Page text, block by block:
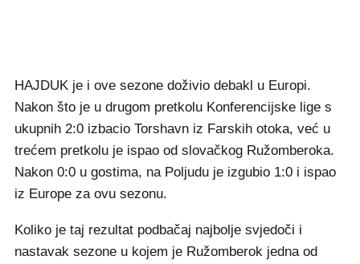
HAJDUK je i ove sezone doživio debakl u Europi.
Nakon što je u drugom pretkolu Konferencijske lige s
ukupnih 2:0 izbacio Torshavn iz Farskih otoka, već u
trećem pretkolu je ispao od slovačkog Ružomberoka.
Nakon 0:0 u gostima, na Poljudu je izgubio 1:0 i ispao
iz Europe za ovu sezonu.
Koliko je taj rezultat podbačaj najbolje svjedoči i
nastavak sezone u kojem je Ružomberok jedna od